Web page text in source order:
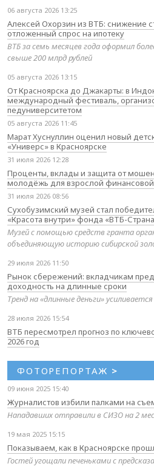
06 августа 2026 13:25
Алексей Охорзин из ВТБ: снижение
отложенный спрос на ипотеку
ВТБ за семь месяцев года оформил
свыше 200 млрд рублей
05 августа 2026 13:15
От Красноярска до Джакарты: в
международный фестиваль,
педуниверситетом
05 августа 2026 11:45
Марат Хуснуллин оценил новый
«Универс» в Красноярске
31 июля 2026 12:28
Проценты, вклады и защита от
молодёжь для взрослой
31 июля 2026 08:56
Сухобузимский музей стал
«Красота внутри» фонда «ВТБ-
Музей с помощью средств гранта
объединяющую историю сибирской
29 июля 2026 11:50
Рынок сбережений: вкладчикам
доходность на длинные сроки
Тренд на «длинные деньги» усиливается
28 июля 2026 15:54
ВТБ пересмотрел прогноз по
2026 год
ФОТОРЕПОРТАЖ >
09 июня 2025 15:40
Журналистов избили палками на
Нападавших отправили в СИЗО на 2
19 мая 2025 15:15
Показываем, как в Красноярске
Гостей угощали печеньками с